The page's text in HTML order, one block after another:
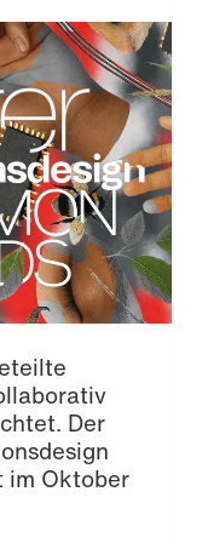
Der
im Oktober